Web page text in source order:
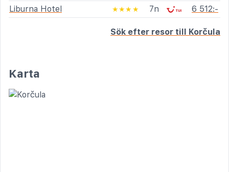
Liburna Hotel
★★★★ 7n 6 512:-
Sök efter resor till Korčula
Karta